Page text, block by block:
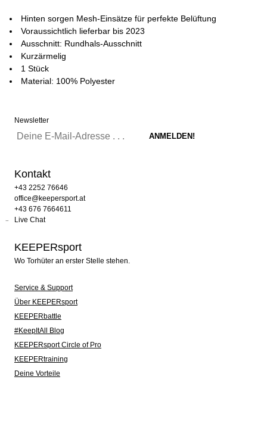
Hinten sorgen Mesh-Einsätze für perfekte Belüftung
Voraussichtlich lieferbar bis 2023
Ausschnitt: Rundhals-Ausschnitt
Kurzärmelig
1 Stück
Material: 100% Polyester
Newsletter
Kontakt
+43 2252 76646
office@keepersport.at
+43 676 7664611
Live Chat
KEEPERsport
Wo Torhüter an erster Stelle stehen.
Service & Support
Über KEEPERsport
KEEPERbattle
#KeepItAll Blog
KEEPERsport Circle of Pro
KEEPERtraining
Deine Vorteile